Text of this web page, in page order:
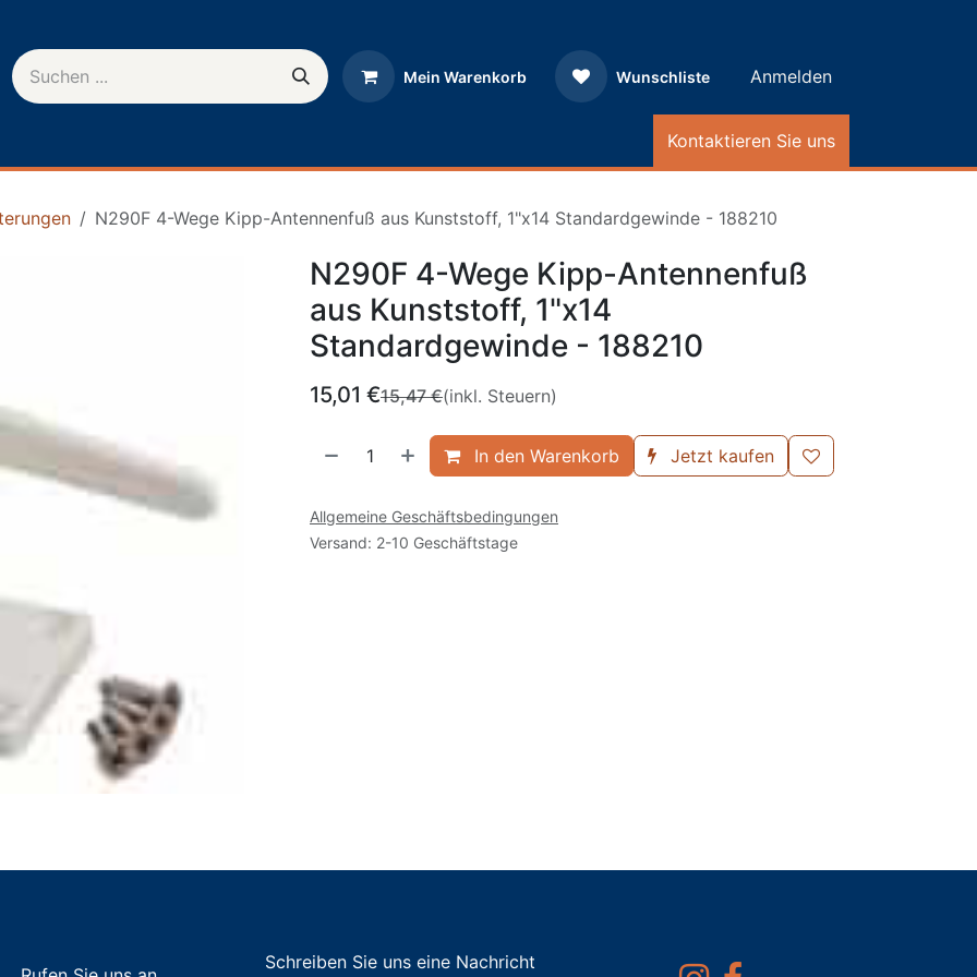
Mein Warenkorb Wunschliste Anmelden
Kontaktieren Sie uns
N290F 4-Wege Kipp-Antennenfuß aus Kunststoff, 1"x14 Standardgewinde - 188210
N290F 4-Wege Kipp-Antennenfuß
aus Kunststoff, 1"x14
Standardgewinde - 188210
15,01 €15,47€(inkl. Steuern)
In den Warenkorb Jetzt kaufen
Allgemeine Geschäftsbedingungen
Versand: 2-10 Geschäftstage
Schreiben Sie uns eine Nachricht